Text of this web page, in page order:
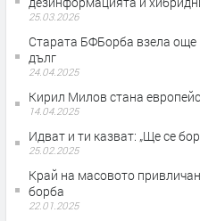
25.03.2026
Старата БФБорба взела още
дълг
24.04.2025
Кирил Милов стана
14.04.2025
Идват и ти казват: „Ще се
25.02.2025
Край на масовото
борба
22.01.2025